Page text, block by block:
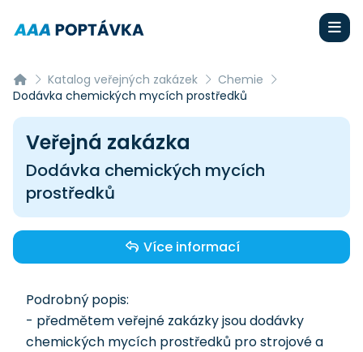
Katalog veřejných zakázek
Chemie
Dodávka chemických mycích prostředků
Veřejná zakázka
Dodávka chemických mycích
prostředků
Více informací
Podrobný popis:
- předmětem veřejné zakázky jsou dodávky
chemických mycích prostředků pro strojové a